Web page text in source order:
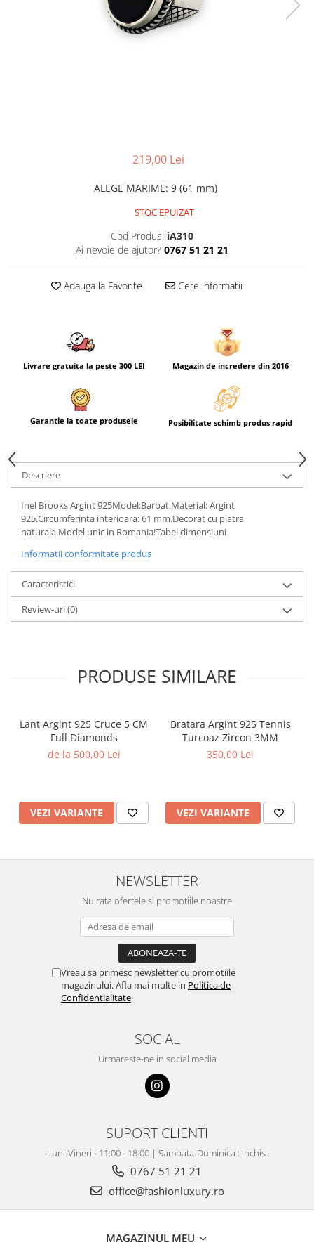
219,00 Lei
ALEGE MARIME: 9 (61 mm)
STOC EPUIZAT
Cod Produs: iA310
Ai nevoie de ajutor? 0767 51 21 21
Adauga la Favorite Cere informatii
Livrare gratuita la peste 300 LEI Magazin de incredere din 2016
Garantie la toate produsele Posibilitate schimb produs rapid
Descriere
Inel Brooks Argint 925Model:Barbat.Material: Argint
925.Circumferinta interioara: 61 mm.Decorat cu piatra
naturala.Model unic in Romania!Tabel dimensiuni
Informatii conformitate produs
Caracteristici
Review-uri(0)
PRODUSE SIMILARE
Lant Argint 925 Cruce 5 CM
Full Diamonds
de la 500,00 Lei
VEZI VARIANTE
Bratara Argint 925 Tennis
Turcoaz Zircon 3MM
350,00 Lei
VEZI VARIANTE
NEWSLETTER
Nu rata ofertele si promotiile noastre
Vreau sa primesc newsletter cu promotiile
magazinului. Afla mai multe in Politica de
Confidentialitate
SOCIAL
Urmareste-ne in social media
SUPORT CLIENTI
Luni-Vineri - 11:00 - 18:00 | Sambata-Duminica : Inchis.
0767 51 21 21
office@fashionluxury.ro
MAGAZINUL MEU